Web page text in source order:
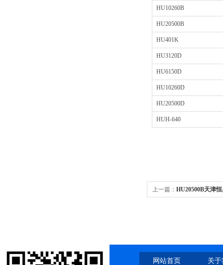
HU10260B
HU20500B
HU401K
HU3120D
HU6150D
HU10260D
HU20500D
HUH-640
上一篇： HU20500B天津
网站首页 关